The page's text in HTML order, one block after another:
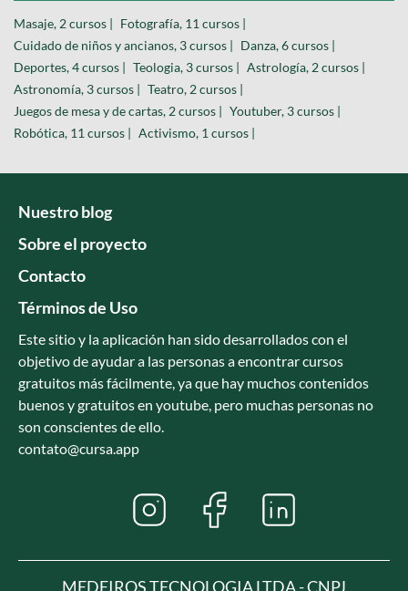
Masaje, 2 cursos | Fotografía, 11 cursos |
Cuidado de niños y ancianos, 3 cursos | Danza, 6 cursos |
Deportes, 4 cursos | Teologia, 3 cursos | Astrología, 2 cursos |
Astronomía, 3 cursos | Teatro, 2 cursos |
Juegos de mesa y de cartas, 2 cursos | Youtuber, 3 cursos |
Robótica, 11 cursos | Activismo, 1 cursos |
Nuestro blog
Sobre el proyecto
Contacto
Términos de Uso
Este sitio y la aplicación han sido desarrollados con el
objetivo de ayudar a las personas a encontrar cursos
gratuitos más fácilmente, ya que hay muchos contenidos
buenos y gratuitos en youtube, pero muchas personas no
son conscientes de ello.
contato@cursa.app
MEDEIROS TECNOLOGIA LTDA - CNPJ